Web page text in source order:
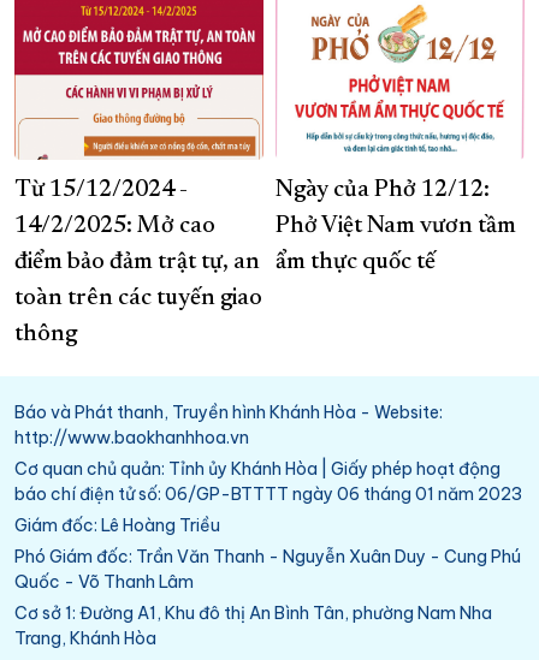
Từ 15/12/2024 -
14/2/2025: Mở cao
điểm bảo đảm trật tự, an
toàn trên các tuyến giao
thông
Ngày của Phở 12/12:
Phở Việt Nam vươn tầm
ẩm thực quốc tế
Báo và Phát thanh, Truyền hình Khánh Hòa - Website:
http://www.baokhanhhoa.vn
Cơ quan chủ quản: Tỉnh ủy Khánh Hòa | Giấy phép hoạt động
báo chí điện tử số: 06/GP-BTTTT ngày 06 tháng 01 năm 2023
Giám đốc: Lê Hoàng Triều
Phó Giám đốc: Trần Văn Thanh - Nguyễn Xuân Duy - Cung Phú
Quốc - Võ Thanh Lâm
Cơ sở 1: Đường A1, Khu đô thị An Bình Tân, phường Nam Nha
Trang, Khánh Hòa